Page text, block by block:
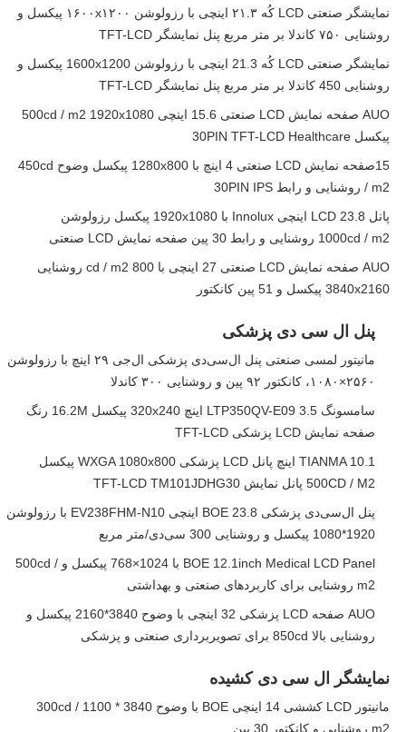
نمایشگر صنعتی LCD کُه ۲۱.۳ اینچی با رزولوشن ۱۶۰۰x۱۲۰۰ پیکسل و
روشنایی ۷۵۰ کاندلا بر متر مربع پنل نمایشگر TFT-LCD
نمایشگر صنعتی LCD کُه 21.3 اینچی با رزولوشن 1600x1200 پیکسل و
روشنایی 450 کاندلا بر متر مربع پنل نمایشگر TFT-LCD
AUO صفحه نمایش LCD صنعتی 15.6 اینچی 500cd / m2 1920x1080
پیکسل 30PIN TFT-LCD Healthcare
15صفحه نمایش LCD صنعتی 4 اینچ با 1280x800 پیکسل وضوح 450cd
/ m2 روشنایی و رابط 30PIN IPS
پانل LCD 23.8 اینچی Innolux با 1920x1080 پیکسل رزولوشن
1000cd / m2 روشنایی و رابط 30 پین صفحه نمایش LCD صنعتی
AUO صفحه نمایش LCD صنعتی 27 اینچی با 800 cd / m2 روشنایی
3840x2160 پیکسل و 51 پین کانکتور
پنل ال سی دی پزشکی
مانیتور لمسی صنعتی پنل ال‌سی‌دی پزشکی ال‌جی ۲۹ اینچ با رزولوشن
۲۵۶۰×۱۰۸۰، کانکتور ۹۲ پین و روشنایی ۳۰۰ کاندلا
سامسونگ LTP350QV-E09 3.5 اینچ 320x240 پیکسل 16.2M رنگ
صفحه نمایش LCD پزشکی TFT-LCD
TIANMA 10.1 اینچ پانل LCD پزشکی WXGA 1080x800 پیکسل
500CD / M2 پانل نمایش TFT-LCD TM101JDHG30
پنل ال‌سی‌دی پزشکی BOE 23.8 اینچی EV238FHM-N10 با رزولوشن
1920*1080 پیکسل و روشنایی 300 سی‌دی/متر مربع
BOE 12.1inch Medical LCD Panel با 1024×768 پیکسل و 500cd /
m2 روشنایی برای کاربردهای صنعتی و بهداشتی
AUO صفحه LCD پزشکی 32 اینچی با وضوح 3840*2160 پیکسل و
روشنایی بالا 850cd برای تصویربرداری صنعتی و پزشکی
نمایشگر ال سی دی کشیده
مانیتور LCD کششی 14 اینچی BOE با وضوح 3840 * 1100 300cd /
m2 روشنایی و کانکتور 30 پین